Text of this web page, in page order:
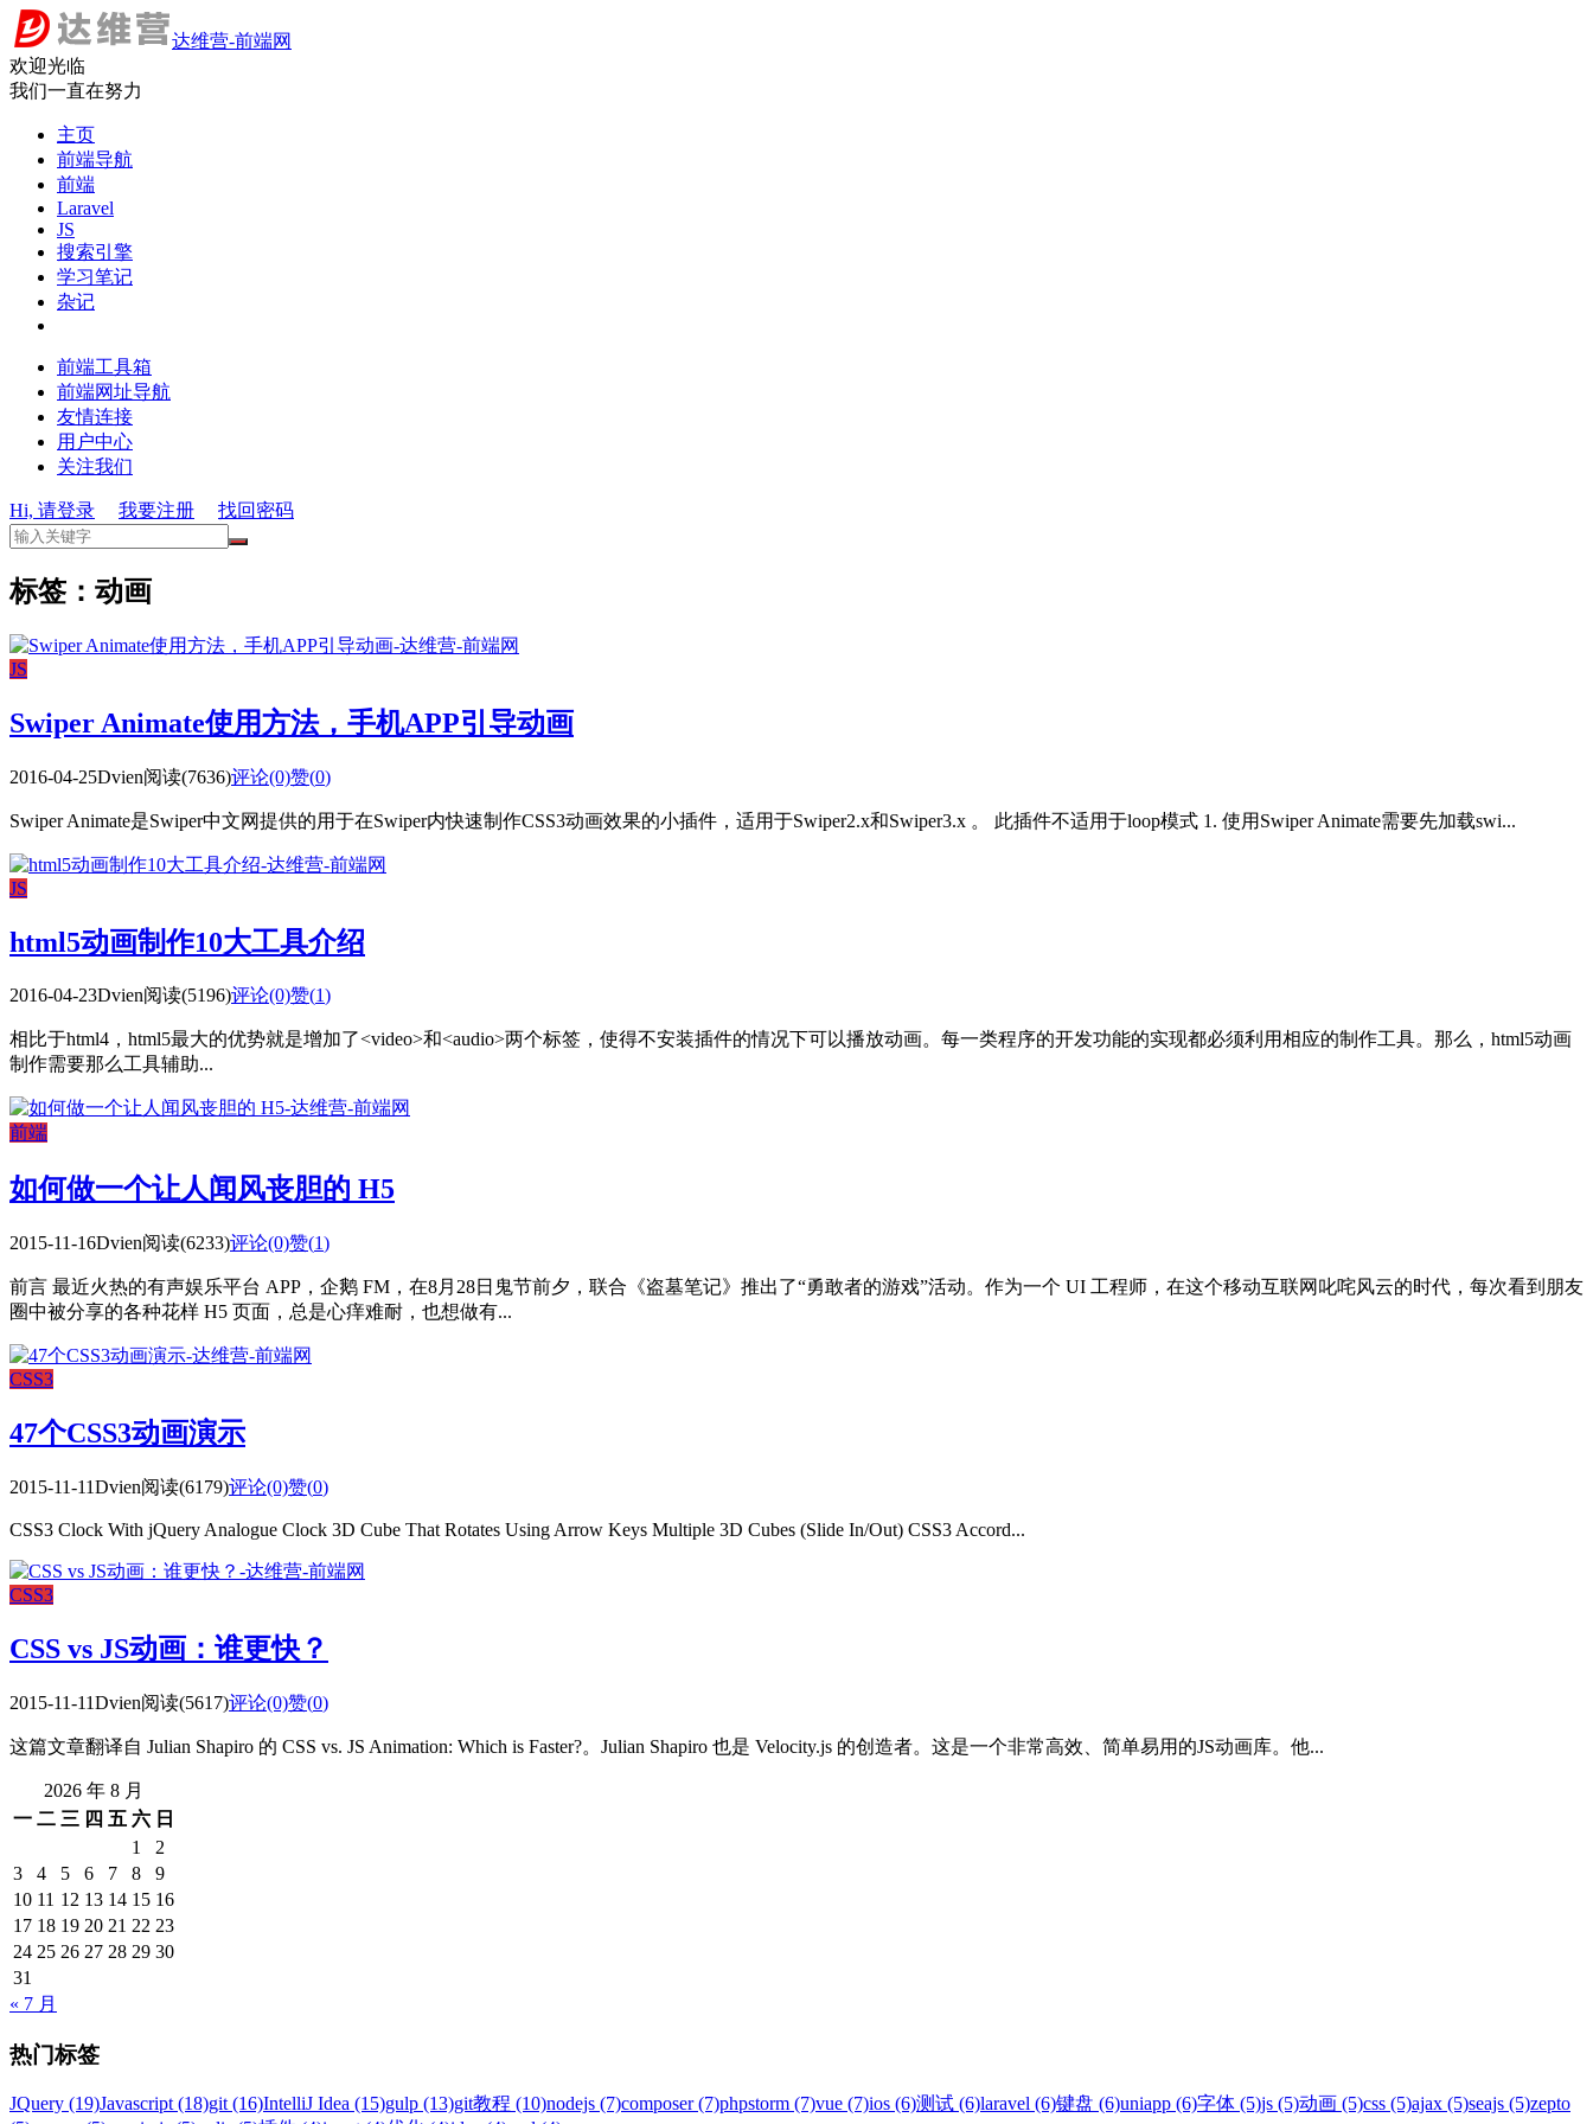
达维营-前端网
欢迎光临
我们一直在努力
主页
前端导航
前端
Laravel
JS
搜索引擎
学习笔记
杂记
前端工具箱
前端网址导航
友情连接
用户中心
关注我们
Hi, 请登录 我要注册 找回密码
标签：动画
JS
Swiper Animate使用方法，手机APP引导动画
2016-04-25Dvien阅读(7636)评论(0)赞(0)
Swiper Animate是Swiper中文网提供的用于在Swiper内快速制作CSS3动画效果的小插件，适用于Swiper2.x和Swiper3.x 。 此插件不适用于loop模式 1. 使用Swiper Animate需要先加载swi...
JS
html5动画制作10大工具介绍
2016-04-23Dvien阅读(5196)评论(0)赞(1)
相比于html4，html5最大的优势就是增加了<video>和<audio>两个标签，使得不安装插件的情况下可以播放动画。每一类程序的开发功能的实现都必须利用相应的制作工具。那么，html5动画
制作需要那么工具辅助...
前端
如何做一个让人闻风丧胆的 H5
2015-11-16Dvien阅读(6233)评论(0)赞(1)
前言 最近火热的有声娱乐平台 APP，企鹅 FM，在8月28日鬼节前夕，联合《盗墓笔记》推出了“勇敢者的游戏”活动。作为一个 UI 工程师，在这个移动互联网叱咤风云的时代，每次看到朋友
圈中被分享的各种花样 H5 页面，总是心痒难耐，也想做有...
CSS3
47个CSS3动画演示
2015-11-11Dvien阅读(6179)评论(0)赞(0)
CSS3 Clock With jQuery Analogue Clock 3D Cube That Rotates Using Arrow Keys Multiple 3D Cubes (Slide In/Out) CSS3 Accord...
CSS3
CSS vs JS动画：谁更快？
2015-11-11Dvien阅读(5617)评论(0)赞(0)
这篇文章翻译自 Julian Shapiro 的 CSS vs. JS Animation: Which is Faster?。Julian Shapiro 也是 Velocity.js 的创造者。这是一个非常高效、简单易用的JS动画库。他...
2026 年 8 月
一 二 三 四 五 六 日
1
2
3
4 5 6 7 8
9
10 11 12 13 14 15 16
17 18 19 20 21 22 23
24 25 26 27 28 29 30
31
« 7 月
热门标签
JQuery (19)Javascript (18)git (16)IntelliJ Idea (15)gulp (13)git教程 (10)nodejs (7)composer (7)phpstorm (7)vue (7)ios (6)测试 (6)laravel (6)键盘 (6)uniapp (6)字体 (5)js (5)动画 (5)css (5)ajax (5)seajs (5)zepto